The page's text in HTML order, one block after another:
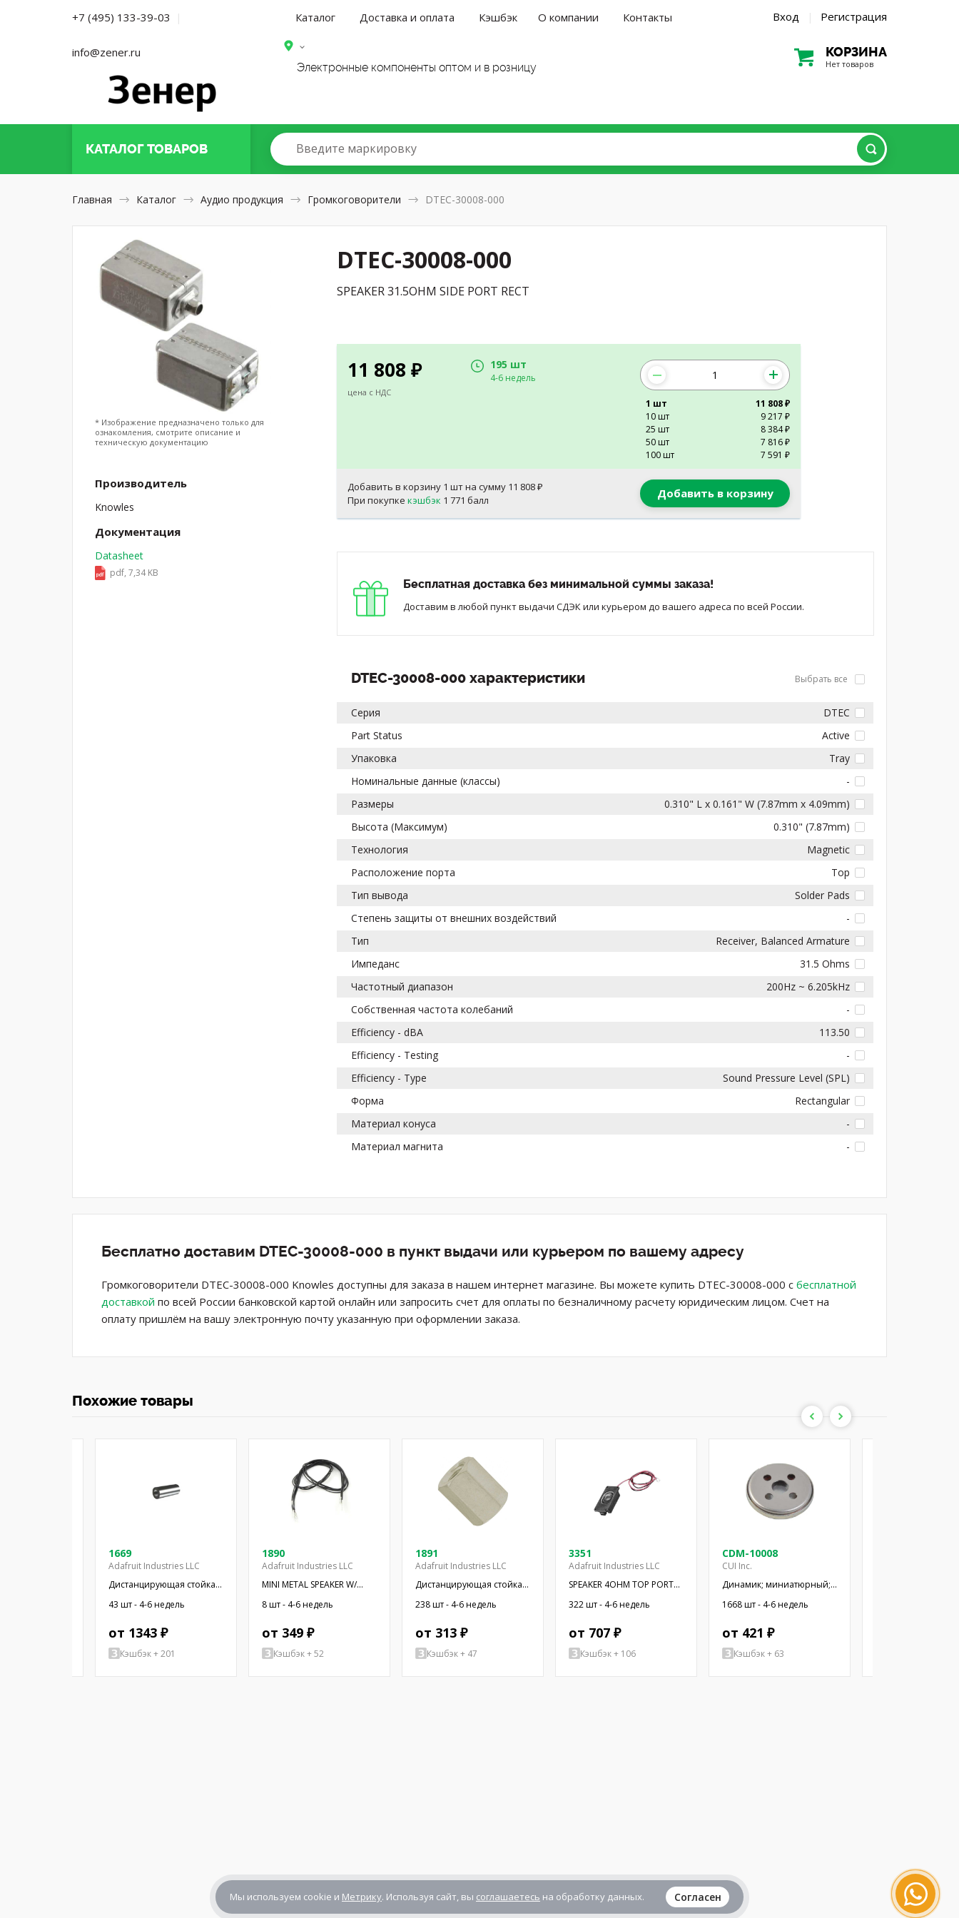
+7 (495) 133-39-03 |
info@zener.ru
Каталог Доставка и оплата Кэшбэк О компании Контакты Вход | Регистрация
Электронные компоненты оптом и в розницу
КОРЗИНА
Нет товаров
КАТАЛОГТОВАРОВ Введите маркировку
Главная Каталог Аудио продукция Громкоговорители DTEC-30008-000
DTEC-30008-000
SPEAKER 31.5OHM SIDE PORT RECT
11 808 ₽
цена с НДС
195 шт
4-6 недель
1 шт
11 808 ₽
10 шт
9 217 ₽
25 шт
8 384 ₽
50 шт
7 816 ₽
100 шт
7 591 ₽
Добавить в корзину 1 шт на сумму 11 808 ₽
При покупкекэшбэк 1 771 балл Добавить в корзину
Бесплатная доставка без минимальной суммы заказа!
Доставим в любой пункт выдачи СДЭК или курьером до вашего адреса по всей России.
DTEC-30008-000 характеристики Выбрать все
Серия
DTEC
Part Status
Active
Упаковка
Tray
Номинальные данные (классы)
-
Размеры
0.310" L x 0.161" W (7.87mm x 4.09mm)
Высота (Максимум)
0.310" (7.87mm)
Технология
Magnetic
Расположение порта
Top
Тип вывода
Solder Pads
Степень защиты от внешних воздействий
-
Тип
Receiver, Balanced Armature
Импеданс
31.5 Ohms
Частотный диапазон
200Hz ~ 6.205kHz
Собственная частота колебаний
-
Efficiency - dBA
113.50
Efficiency - Testing
-
Efficiency - Type
Sound Pressure Level (SPL)
Форма
Rectangular
Материал конуса
-
Материал магнита
-
* Изображение предназначено только для
ознакомления, смотрите описание и
техническую документацию
Производитель
Knowles
Документация
Datasheet
pdf, 7,34 KB
Бесплатно доставим DTEC-30008-000 в пункт выдачи или курьером по вашему адресу
Громкоговорители DTEC-30008-000 Knowles доступны для заказа в нашем интернет магазине. Вы можете купить DTEC-30008-000 с бесплатной
доставкой по всей России банковской картой онлайн или запросить счет для оплаты по безналичному расчету юридическим лицом. Счет на
оплату пришлём на вашу электронную почту указанную при оформлении заказа.
Похожие товары
1669
Adafruit Industries LLC
Дистанцирующая стойка;
38,1мм; цилиндрическая;
латунь; никель
43 шт - 4-6 недель
от 1343 ₽
Кэшбэк + 201
1890
Adafruit Industries LLC
MINI METAL SPEAKER W/
WIRES
8 шт - 4-6 недель
от 349 ₽
Кэшбэк + 52
1891
Adafruit Industries LLC
Дистанцирующая стойка с
резьбой; 6,4мм;
Внутр.резьба: UNC4-40
238 шт - 4-6 недель
от 313 ₽
Кэшбэк + 47
3351
Adafruit Industries LLC
SPEAKER 4OHM TOP PORT
OVAL RECT
322 шт - 4-6 недель
от 707 ₽
Кэшбэк + 106
CDM-10008
CUI Inc.
Динамик; миниатюрный;
300мВт; 8Ом; Ø10x2,9мм;
20кГц; Ø: 10мм; ПЭТ
1668 шт - 4-6 недель
от 421 ₽
Кэшбэк + 63
Мы используем cookie и Метрику. Используя сайт, вы соглашаетесь на обработку данных. Согласен